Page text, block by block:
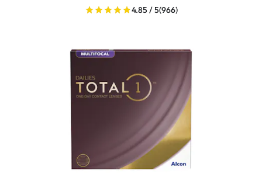
4.85 / 5(966)